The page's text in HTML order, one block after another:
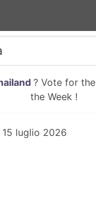
? Vote for the
the Week !
luglio 2026